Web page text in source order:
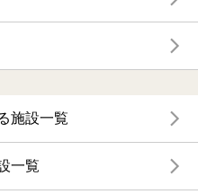
施設一覧
一覧